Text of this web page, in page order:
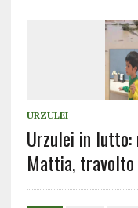
URZULEI
Urzulei in
Mattia, travolto